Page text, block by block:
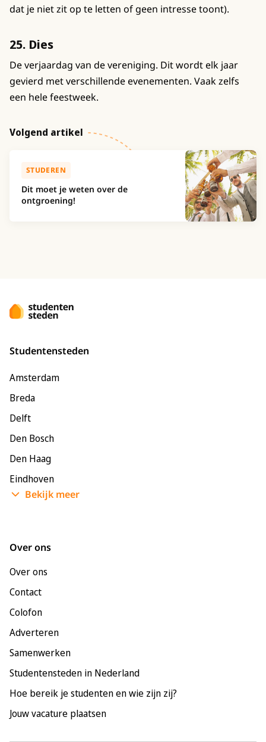
dat je niet zit op te letten of geen intresse toont).
25. Dies
De verjaardag van de vereniging. Dit wordt elk jaar
gevierd met verschillende evenementen. Vaak zelfs
een hele feestweek.
Volgend artikel
STUDEREN
Dit moet je weten over de
ontgroening!
Studentensteden
Amsterdam
Breda
Delft
Den Bosch
Den Haag
Eindhoven
Enschede
Bekijk meer
Over ons
Over ons
Contact
Colofon
Adverteren
Samenwerken
Studentensteden in Nederland
Hoe bereik je studenten en wie zijn zij?
Jouw vacature plaatsen